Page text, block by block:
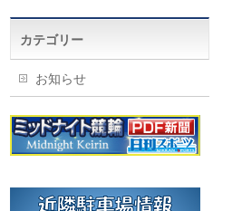
カテゴリー
お知らせ